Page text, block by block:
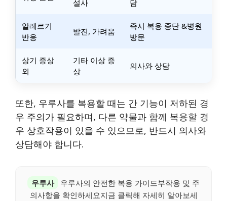
설사
담
알레르기
반응
발진, 가려움
즉시 복용 중단 &병원
방문
상기 증상
외
기타 이상 증
상
의사와 상담
또한, 우루사를 복용할 때는 간 기능이 저하된 경
우 주의가 필요하며, 다른 약물과 함께 복용할 경
우 상호작용이 있을 수 있으므로, 반드시 의사와
상담해야 합니다.
우루사
우루사의 안전한 복용 가이드부작용 및 주
의사항을 확인하세요지금 클릭해 자세히 알아보세